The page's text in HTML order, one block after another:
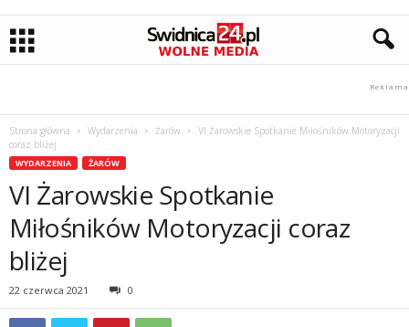
Strona główna Wydarzenia Żarów
VI Żarowskie Spotkanie Miłośników Motoryzacji
coraz bliżej
WYDARZENIA ŻARÓW
VI Żarowskie Spotkanie
Miłośników Motoryzacji coraz
bliżej
22 czerwca 2021 0